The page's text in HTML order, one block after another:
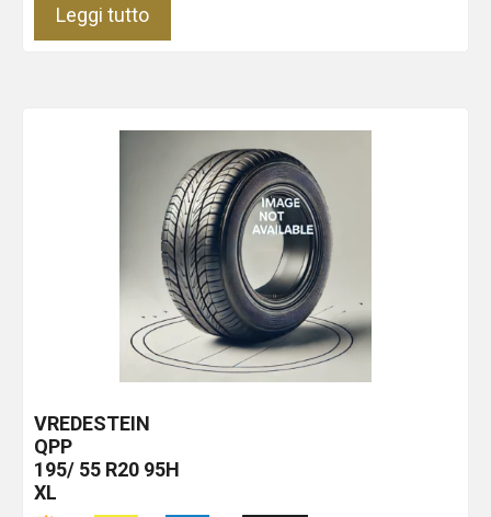
Leggi tutto
VREDESTEIN
QPP
195/ 55 R20 95H
XL